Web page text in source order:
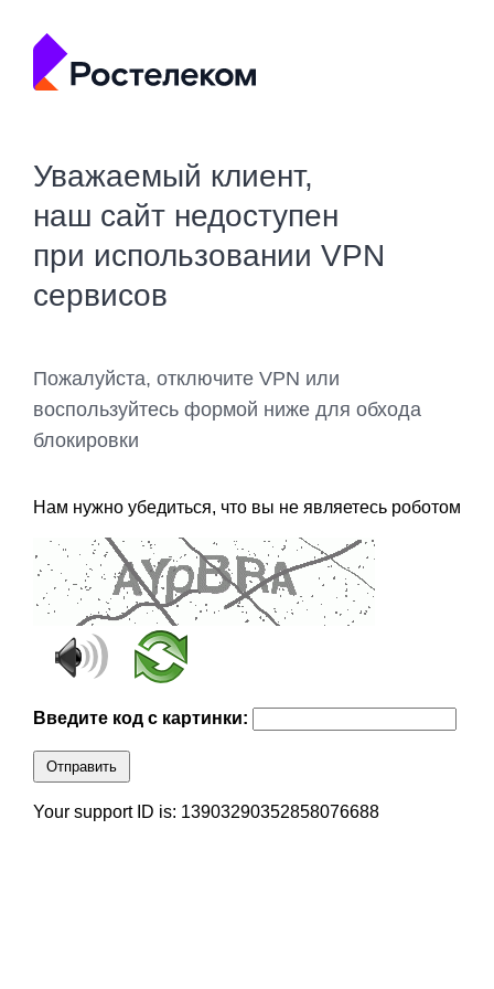
Уважаемый клиент,
наш сайт недоступен
при использовании VPN
сервисов
Пожалуйста, отключите VPN или
воспользуйтесь формой ниже для обхода
блокировки
Нам нужно убедиться, что вы не являетесь роботом
Введите код с картинки:
Отправить
Your support ID is: 13903290352858076688